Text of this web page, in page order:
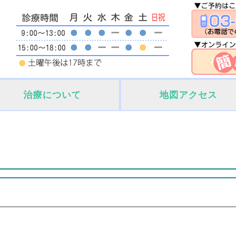
治療について 地図アクセス